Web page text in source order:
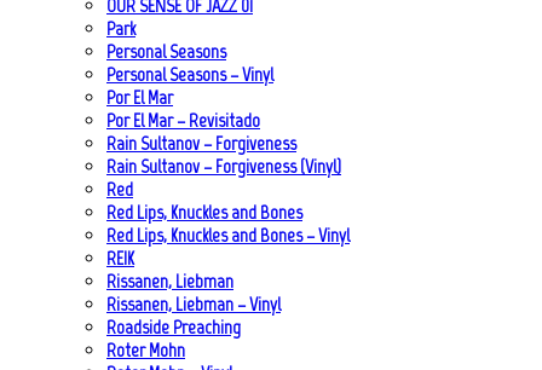
OUR SENSE OF JAZZ_01
Park
Personal Seasons
Personal Seasons – Vinyl
Por El Mar
Por El Mar – Revisitado
Rain Sultanov – Forgiveness
Rain Sultanov – Forgiveness (Vinyl)
Red
Red Lips, Knuckles and Bones
Red Lips, Knuckles and Bones – Vinyl
REIK
Rissanen, Liebman
Rissanen, Liebman – Vinyl
Roadside Preaching
Roter Mohn